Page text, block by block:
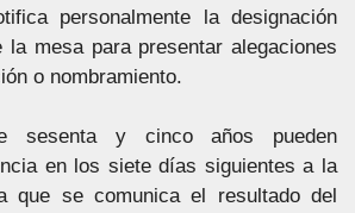
personalmente la designación
la mesa para presentar alegaciones
o nombramiento.
sesenta y cinco años pueden
en los siete días siguientes a la
que se comunica el resultado del